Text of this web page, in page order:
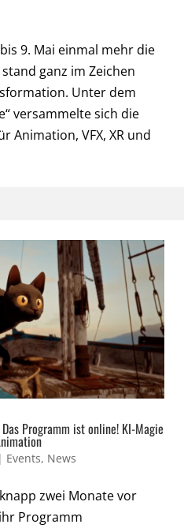
9. Mai einmal mehr die
ganz im Zeichen
Unter dem
versammelte sich die
Animation, VFX, XR und
Programm ist online! KI-Magie
| Events, News
zwei Monate vor
Programm